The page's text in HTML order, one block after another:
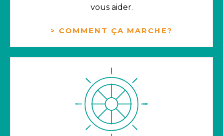
vous aider.
> COMMENT ÇA MARCHE?